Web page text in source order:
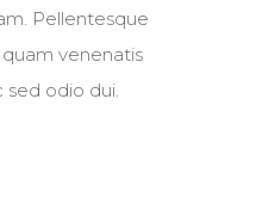
Pellentesque
venenatis
sed odio dui.